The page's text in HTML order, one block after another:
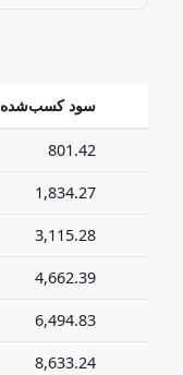
سود کسب‌شده
801.42
1,834.27
3,115.28
4,662.39
6,494.83
8,633.24